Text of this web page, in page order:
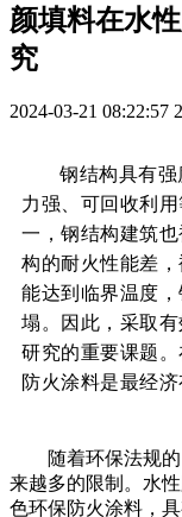
颜填料在水
究
2024-03-21 08:22:57
钢结构具有
力强、可回收利
一，钢结构建筑
构的耐火性能差
能达到临界温度
塌。因此，采取
研究的重要课题
防火涂料是最经济
随着环保法规
来越多的限制。水
色环保防火涂料，